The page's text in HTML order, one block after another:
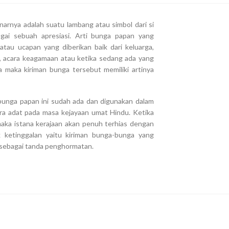
adalah suatu lambang atau simbol dari si
sebuah apresiasi. Arti bunga papan yang
ucapan yang diberikan baik dari keluarga,
keagamaan atau ketika sedang ada yang
maka kiriman bunga tersebut memiliki artinya
papan ini sudah ada dan digunakan dalam
adat pada masa kejayaan umat Hindu. Ketika
istana kerajaan akan penuh terhias dengan
yaitu kiriman bunga-bunga yang
tanda penghormatan.